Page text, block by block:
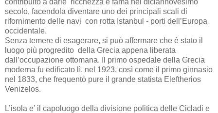
secolo, facendola diventare uno dei principali scali di
rifornimento delle navi con rotta Istanbul - porti dell’Europa
occidentale.
Senza temere di esagerare, si può affermare che è stato il
luogo più progredito della Grecia appena liberata
dall’occupazione ottomana. Il primo ospedale della Grecia
moderna fu edificato lì, nel 1923, così come il primo ginnasio
nel 1833, che frequentò pure il grande statista Eleftherios
Venizelos.
L’isola e’ il capoluogo della divisione politica delle Cicladi e